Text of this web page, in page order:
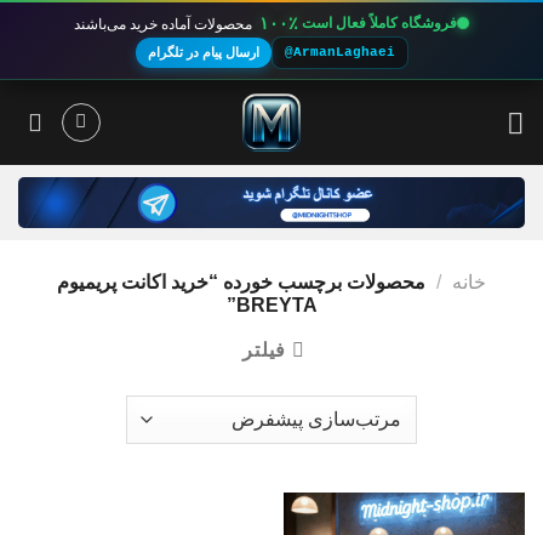
فروشگاه کاملاً فعال است ۱۰۰٪ محصولات آماده خرید می‌باشند
@ArmanLaghaei ارسال پیام در تلگرام
خانه / محصولات برچسب خورده “خرید اکانت پریمیوم
BREYTA”
فیلتر